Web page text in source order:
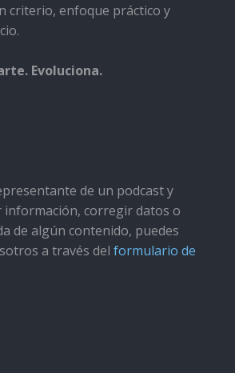
criterio, enfoque práctico y
Evoluciona.
de un podcast y
información, corregir datos o
de algún contenido, puedes
a través del formulario de